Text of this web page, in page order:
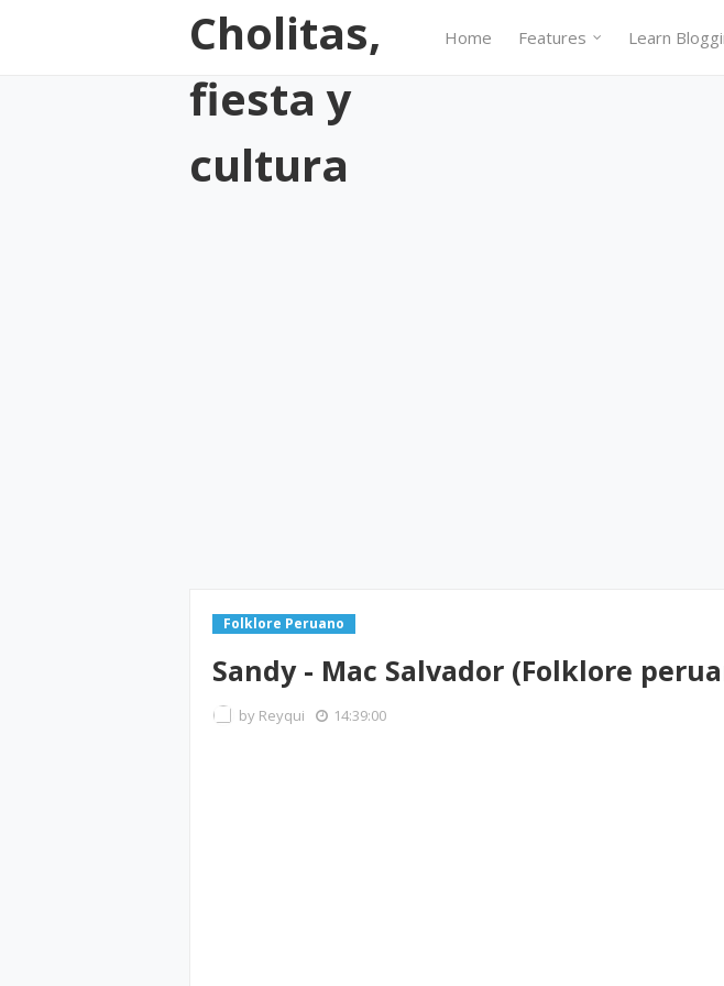
Cholitas,
fiesta y
cultura
Home Features Learn
Folklore Peruano
Sandy - Mac Salvador (Folklore
by Reyqui 14:39:00